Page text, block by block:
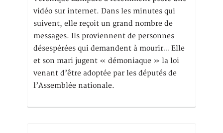
vidéo sur internet. Dans les minutes qui
suivent, elle reçoit un grand nombre de
messages. Ils proviennent de personnes
désespérées qui demandent à mourir… Elle
et son mari jugent « démoniaque » la loi
venant d’être adoptée par les députés de
l’Assemblée nationale.